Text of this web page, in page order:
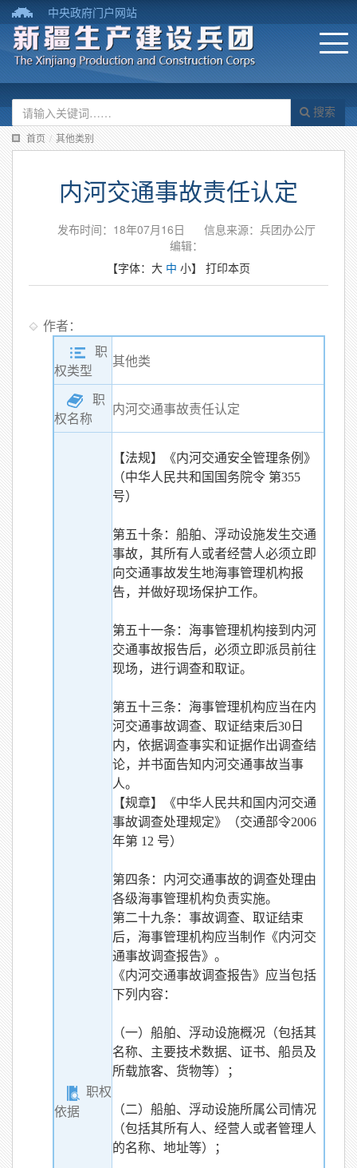
中央政府门户网站
搜索
首页 / 其他类别
内河交通事故责任认定
发布时间：18年07月16日
信息来源：兵团办公厅
编辑：
【字体： 大 中 小】 打印本页
作者：
职
权类型
其他类
职
权名称
内河交通事故责任认定
职权
依据
【法规】《内河交通安全管理条例》
（中华人民共和国国务院令 第355
号）
第五十条：船舶、浮动设施发生交通
事故，其所有人或者经营人必须立即
向交通事故发生地海事管理机构报
告，并做好现场保护工作。
第五十一条：海事管理机构接到内河
交通事故报告后，必须立即派员前往
现场，进行调查和取证。
第五十三条：海事管理机构应当在内
河交通事故调查、取证结束后30日
内，依据调查事实和证据作出调查结
论，并书面告知内河交通事故当事
人。
【规章】《中华人民共和国内河交通
事故调查处理规定》（交通部令2006
年第 12 号）
第四条：内河交通事故的调查处理由
各级海事管理机构负责实施。
第二十九条：事故调查、取证结束
后，海事管理机构应当制作《内河交
通事故调查报告》。
《内河交通事故调查报告》应当包括
下列内容：
（一）船舶、浮动设施概况（包括其
名称、主要技术数据、证书、船员及
所载旅客、货物等）；
（二）船舶、浮动设施所属公司情况
（包括其所有人、经营人或者管理人
的名称、地址等）；